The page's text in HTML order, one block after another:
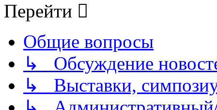
Перейти
Общие вопросы
↳ Обсуждение
↳ Выставки,